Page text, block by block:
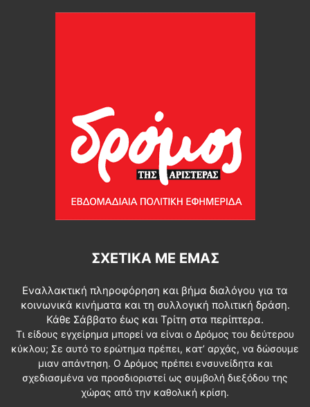
ΣΧΕΤΙΚΆ ΜΕ ΕΜΆΣ
Εναλλακτική πληροφόρηση και βήμα διαλόγου για τα
κοινωνικά κινήματα και τη συλλογική πολιτική δράση.
Κάθε Σάββατο έως και Τρίτη στα περίπτερα.
Τι είδους εγχείρημα μπορεί να είναι ο Δρόμος του δεύτερου
κύκλου; Σε αυτό το ερώτημα πρέπει, κατ’ αρχάς, να δώσουμε
μιαν απάντηση. Ο Δρόμος πρέπει ενσυνείδητα και
σχεδιασμένα να προσδιοριστεί ως συμβολή διεξόδου της
χώρας από την καθολική κρίση.